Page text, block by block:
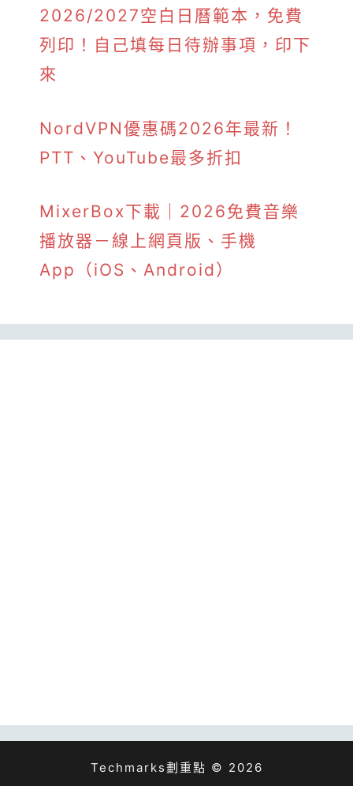
2026/2027空白日曆範本，免費
列印！自己填每日待辦事項，印下
來
NordVPN優惠碼2026年最新！
PTT、YouTube最多折扣
MixerBox下載｜2026免費音樂
播放器－線上網頁版、手機
App（iOS、Android）
Techmarks劃重點 © 2026